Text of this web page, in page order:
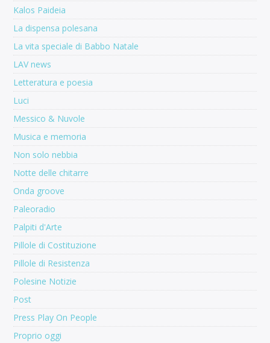
Kalos Paideia
La dispensa polesana
La vita speciale di Babbo Natale
LAV news
Letteratura e poesia
Luci
Messico & Nuvole
Musica e memoria
Non solo nebbia
Notte delle chitarre
Onda groove
Paleoradio
Palpiti d'Arte
Pillole di Costituzione
Pillole di Resistenza
Polesine Notizie
Post
Press Play On People
Proprio oggi